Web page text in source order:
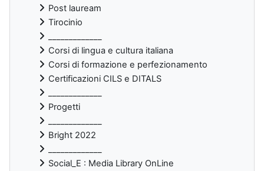
Post lauream
Tirocinio
Corsi di lingua e cultura italiana
Corsi di formazione e perfezionamento
Certificazioni CILS e DITALS
Progetti
Bright 2022
Social_E : Media Library OnLine